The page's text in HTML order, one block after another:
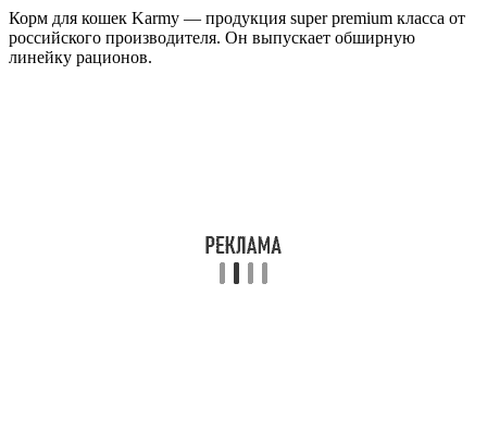
Корм для кошек Karmy — продукция super premium класса от
российского производителя. Он выпускает обширную
линейку рационов.